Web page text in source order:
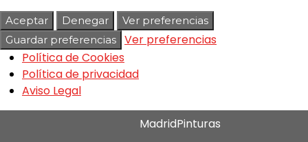
Aceptar Denegar
Ver preferencias
Guardar preferencias
Ver preferencias
Política de Cookies
Política de privacidad
Aviso Legal
MadridPinturas